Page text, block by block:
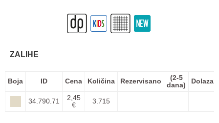
ZALIHE
Boja ID Cena Količina Rezervisano
(2-5
dana)
Dolazak
34.790.71
2,45
€
3.715